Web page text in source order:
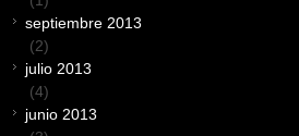
septiembre 2013
(2)
julio 2013
(4)
junio 2013